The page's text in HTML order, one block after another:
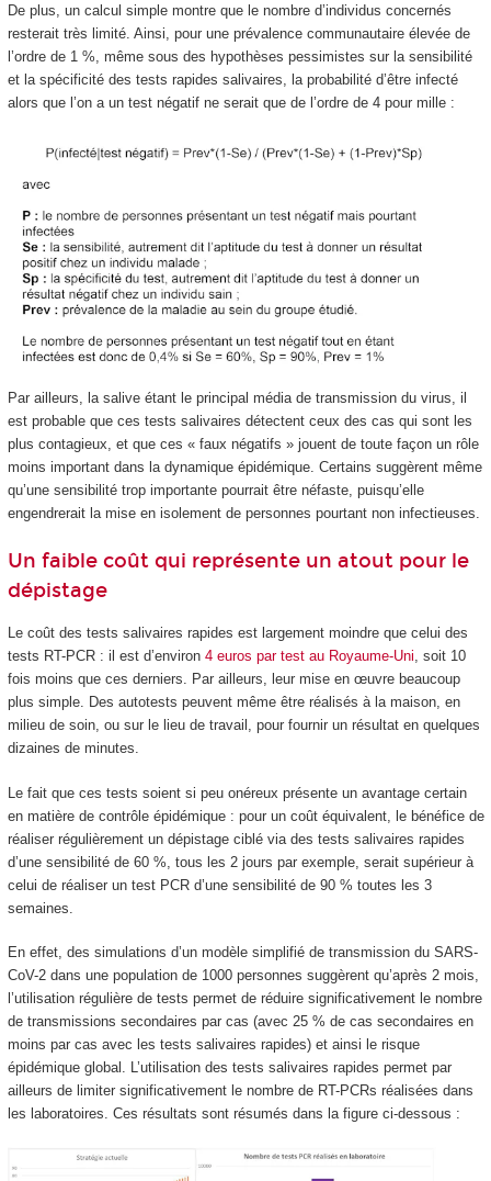
De plus, un calcul simple montre que le nombre d’individus concernés
resterait très limité. Ainsi, pour une prévalence communautaire élevée de
l’ordre de 1 %, même sous des hypothèses pessimistes sur la sensibilité
et la spécificité des tests rapides salivaires, la probabilité d’être infecté
alors que l’on a un test négatif ne serait que de l’ordre de 4 pour mille :
Par ailleurs, la salive étant le principal média de transmission du virus, il
est probable que ces tests salivaires détectent ceux des cas qui sont les
plus contagieux, et que ces « faux négatifs » jouent de toute façon un rôle
moins important dans la dynamique épidémique. Certains suggèrent même
qu’une sensibilité trop importante pourrait être néfaste, puisqu’elle
engendrerait la mise en isolement de personnes pourtant non infectieuses.
Un faible coût qui représente un atout pour le
dépistage
Le coût des tests salivaires rapides est largement moindre que celui des
tests RT-PCR : il est d’environ 4 euros par test au Royaume-Uni, soit 10
fois moins que ces derniers. Par ailleurs, leur mise en œuvre beaucoup
plus simple. Des autotests peuvent même être réalisés à la maison, en
milieu de soin, ou sur le lieu de travail, pour fournir un résultat en quelques
dizaines de minutes.
Le fait que ces tests soient si peu onéreux présente un avantage certain
en matière de contrôle épidémique : pour un coût équivalent, le bénéfice de
réaliser régulièrement un dépistage ciblé via des tests salivaires rapides
d’une sensibilité de 60 %, tous les 2 jours par exemple, serait supérieur à
celui de réaliser un test PCR d’une sensibilité de 90 % toutes les 3
semaines.
En effet, des simulations d’un modèle simplifié de transmission du SARS-
CoV-2 dans une population de 1000 personnes suggèrent qu’après 2 mois,
l’utilisation régulière de tests permet de réduire significativement le nombre
de transmissions secondaires par cas (avec 25 % de cas secondaires en
moins par cas avec les tests salivaires rapides) et ainsi le risque
épidémique global. L’utilisation des tests salivaires rapides permet par
ailleurs de limiter significativement le nombre de RT-PCRs réalisées dans
les laboratoires. Ces résultats sont résumés dans la figure ci-dessous :